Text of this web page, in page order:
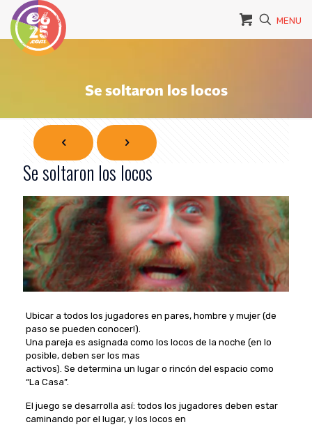
MENU
Se soltaron los locos
Se soltaron los locos
Ubicar a todos los jugadores en pares, hombre y mujer (de
paso se pueden conocer!).
Una pareja es asignada como los locos de la noche (en lo
posible, deben ser los mas
activos). Se determina un lugar o rincón del espacio como
“La Casa”.
El juego se desarrolla así: todos los jugadores deben estar
caminando por el lugar, y los locos en